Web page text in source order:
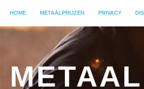
GA NAAR INHOUD
HOME METAALPRIJZEN PRIVACY